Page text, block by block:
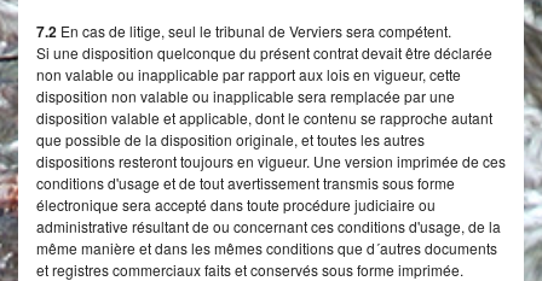
7.2 En cas de litige, seul le tribunal de Verviers sera compétent.
Si une disposition quelconque du présent contrat devait être déclarée
non valable ou inapplicable par rapport aux lois en vigueur, cette
disposition non valable ou inapplicable sera remplacée par une
disposition valable et applicable, dont le contenu se rapproche autant
que possible de la disposition originale, et toutes les autres
dispositions resteront toujours en vigueur. Une version imprimée de ces
conditions d'usage et de tout avertissement transmis sous forme
électronique sera accepté dans toute procédure judiciaire ou
administrative résultant de ou concernant ces conditions d'usage, de la
même manière et dans les mêmes conditions que d´autres documents
et registres commerciaux faits et conservés sous forme imprimée.